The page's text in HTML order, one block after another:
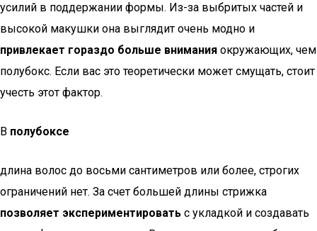
усилий в поддержании формы. Из-за выбритых частей и
высокой макушки она выглядит очень модно и
привлекает гораздо больше внимания окружающих, чем
полубокс. Если вас это теоретически может смущать, стоит
учесть этот фактор.
В полубоксе
длина волос до восьми сантиметров или более, строгих
ограничений нет. За счет большей длины стрижка
позволяет экспериментировать с укладкой и создавать